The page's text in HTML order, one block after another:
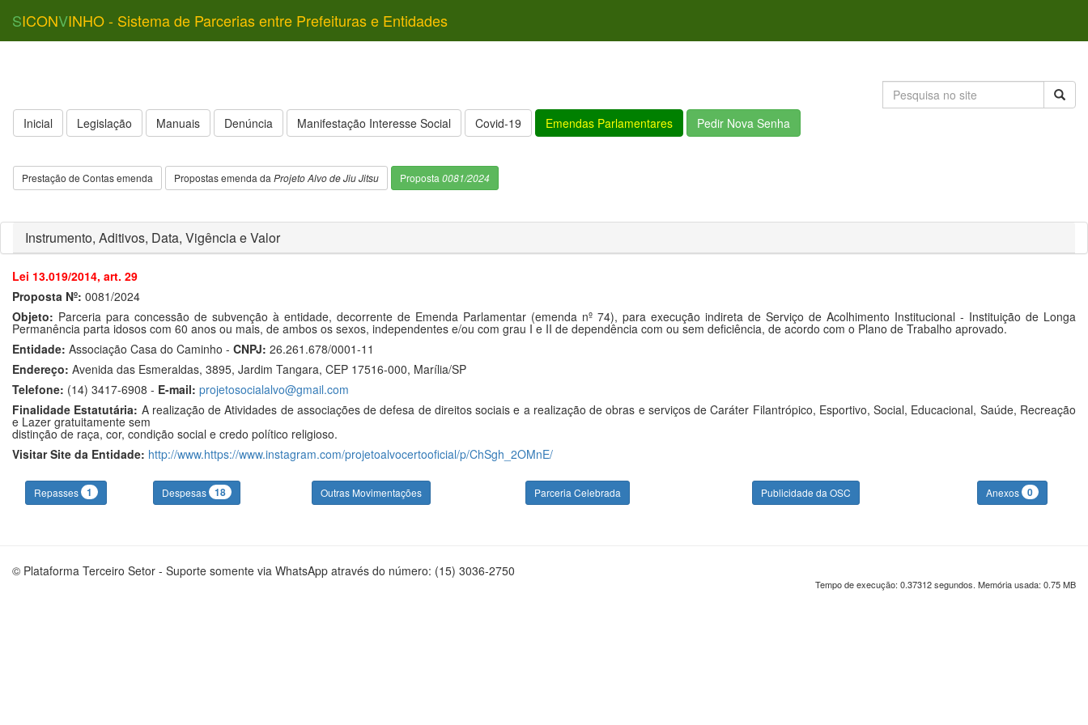
SICONVINHO - Sistema de Parcerias entre Prefeituras e Entidades
Inicial Legislação Manuais Denúncia Manifestação Interesse Social Covid-19 Emendas Parlamentares Pedir Nova Senha
Prestação de Contas emenda Propostas emenda da Projeto Alvo de Jiu Jitsu Proposta 0081/2024
Instrumento, Aditivos, Data, Vigência e Valor
Lei 13.019/2014, art. 29
Proposta Nº: 0081/2024
Objeto: Parceria para concessão de subvenção à entidade, decorrente de Emenda Parlamentar (emenda nº 74), para execução indireta de Serviço de Acolhimento Institucional - Instituição de Longa
Permanência parta idosos com 60 anos ou mais, de ambos os sexos, independentes e/ou com grau I e II de dependência com ou sem deficiência, de acordo com o Plano de Trabalho aprovado.
Entidade: Associação Casa do Caminho - CNPJ: 26.261.678/0001-11
Endereço: Avenida das Esmeraldas, 3895, Jardim Tangara, CEP 17516-000, Marília/SP
Telefone: (14) 3417-6908 - E-mail: projetosocialalvo@gmail.com
Finalidade Estatutária: A realização de Atividades de associações de defesa de direitos sociais e a realização de obras e serviços de Caráter Filantrópico, Esportivo, Social, Educacional, Saúde, Recreação
e Lazer gratuitamente sem
distinção de raça, cor, condição social e credo político religioso.
Visitar Site da Entidade: http://www.https://www.instagram.com/projetoalvocertooficial/p/ChSgh_2OMnE/
Repasses 1 Despesas 18 Outras Movimentações Parceria Celebrada Publicidade da OSC Anexos 0
© Plataforma Terceiro Setor - Suporte somente via WhatsApp através do número: (15) 3036-2750
Tempo de execução: 0.37312 segundos. Memória usada: 0.75 MB